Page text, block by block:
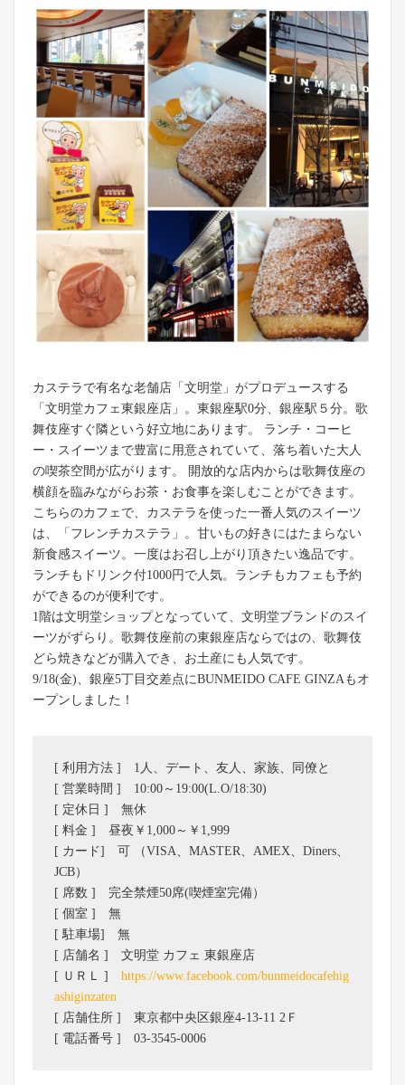
カステラで有名な老舗店「文明堂」がプロデュースする
「文明堂カフェ東銀座店」。東銀座駅0分、銀座駅５分。歌
舞伎座すぐ隣という好立地にあります。 ランチ・コーヒ
ー・スイーツまで豊富に用意されていて、落ち着いた大人
の喫茶空間が広がります。 開放的な店内からは歌舞伎座の
横顔を臨みながらお茶・お食事を楽しむことができます。
こちらのカフェで、カステラを使った一番人気のスイーツ
は、「フレンチカステラ」。甘いもの好きにはたまらない
新食感スイーツ。一度はお召し上がり頂きたい逸品です。
ランチもドリンク付1000円で人気。ランチもカフェも予約
ができるのが便利です。
1階は文明堂ショップとなっていて、文明堂ブランドのスイ
ーツがずらり。歌舞伎座前の東銀座店ならではの、歌舞伎
どら焼きなどが購入でき、お土産にも人気です。
9/18(金)、銀座5丁目交差点にBUNMEIDO CAFE GINZAもオ
ープンしました！
[ 利用方法 ] 1人、デート、友人、家族、同僚と
[ 営業時間 ] 10:00～19:00(L.O/18:30)
[ 定休日 ] 無休
[ 料金 ] 昼夜￥1,000～￥1,999
[ カード] 可 （VISA、MASTER、AMEX、Diners、
JCB）
[ 席数 ] 完全禁煙50席(喫煙室完備）
[ 個室 ] 無
[ 駐車場] 無
[ 店舗名 ] 文明堂 カフェ 東銀座店
[ ＵＲＬ ] https://www.facebook.com/bunmeidocafehig
ashiginzaten
[ 店舗住所 ] 東京都中央区銀座4-13-11 2Ｆ
[ 電話番号 ] 03-3545-0006